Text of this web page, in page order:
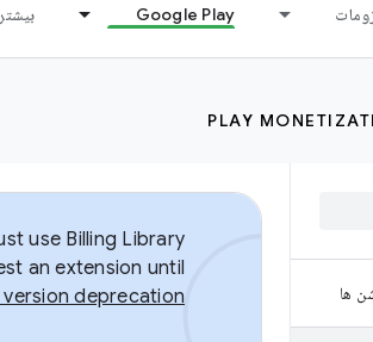
Google Play بیشتر
PLAY
ها
use Billing Library
an extension until
version deprecation